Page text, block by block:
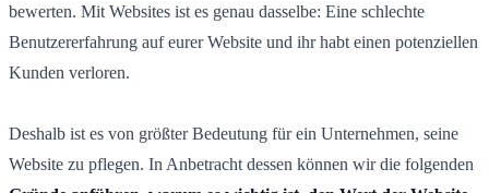
bewerten. Mit Websites ist es genau dasselbe: Eine schlechte
Benutzererfahrung auf eurer Website und ihr habt einen potenziellen
Kunden verloren.
Deshalb ist es von größter Bedeutung für ein Unternehmen, seine
Website zu pflegen. In Anbetracht dessen können wir die folgenden